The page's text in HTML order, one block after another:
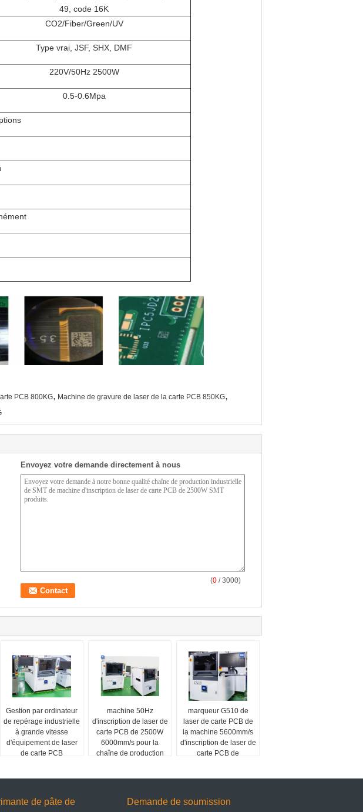
49, code 16K
CO2/Fiber/Green/UV
Type vrai, JSF, SHX, DMF
220V/50Hz 2500W
0.5-0.6Mpa
PCB 800KG, Machine de gravure de laser de la carte PCB 850KG,
Envoyez votre demande directement à nous
(0 / 3000)
Gestion par ordinateur
de repérage industrielle
à grande vitesse
d'équipement de laser
de carte PCB
machine 50Hz
d'inscription de laser de
carte PCB de 2500W
6000mm/s pour la
chaîne de production
marqueur G510 de
laser de carte PCB de
la machine 5600mm/s
d'inscription de laser de
carte PCB de
de pâte de Demande de soumission